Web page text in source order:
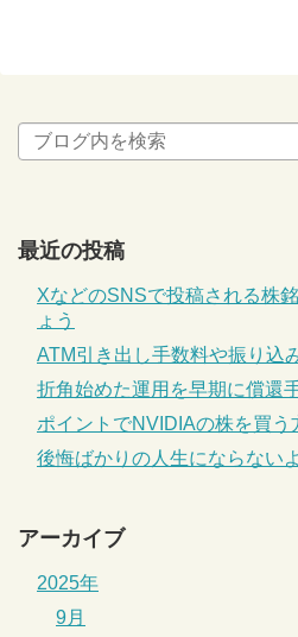
最近の投稿
XなどのSNSで投稿される株
ょう
ATM引き出し手数料や振り込
折角始めた運用を早期に償還
ポイントでNVIDIAの株を買う
後悔ばかりの人生にならない
アーカイブ
2025年
9月